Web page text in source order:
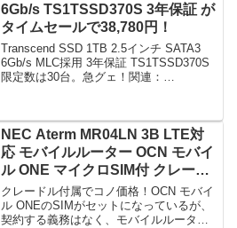
6Gb/s TS1TSSD370S 3年保証 が
タイムセールで38,780円！
Transcend SSD 1TB 2.5インチ SATA3
6Gb/s MLC採用 3年保証 TS1TSSD370S
限定数は30台。急グェ！関連：
NEC Aterm MR04LN 3B LTE対
応 モバイルルーター OCN モバイ
ル ONE マイクロSIM付 クレード
ル付属 がタイムセールで16,900
円！
クレードル付属でコノ価格！OCN モバイ
ル ONEのSIMがセットになっているが、
契約する義務はなく、モバイルルーター